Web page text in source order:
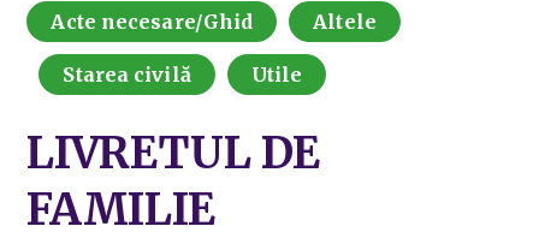
Acte necesare/Ghid Altele
Starea civilă Utile
LIVRETUL DE
FAMILIE